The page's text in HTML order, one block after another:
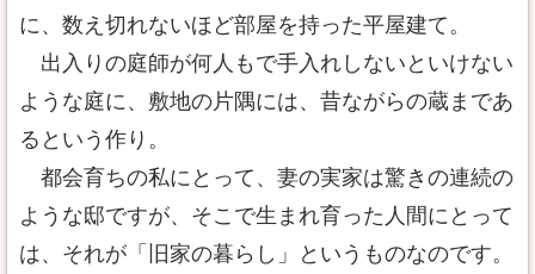
に、数え切れないほど部屋を持った平屋建て。
出入りの庭師が何人もで手入れしないといけない
ような庭に、敷地の片隅には、昔ながらの蔵まであ
るという作り。
都会育ちの私にとって、妻の実家は驚きの連続の
ような邸ですが、そこで生まれ育った人間にとって
は、それが「旧家の暮らし」というものなのです。